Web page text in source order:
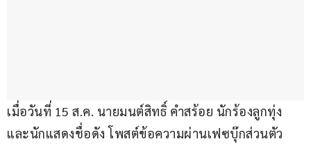
เมื่อวันที่ 15 ส.ค. นายมนต์สิทธิ์ คำสร้อย นักร้องลูกทุ่ง
และนักแสดงชื่อดัง โพสต์ข้อความผ่านเฟซบุ๊กส่วนตัว